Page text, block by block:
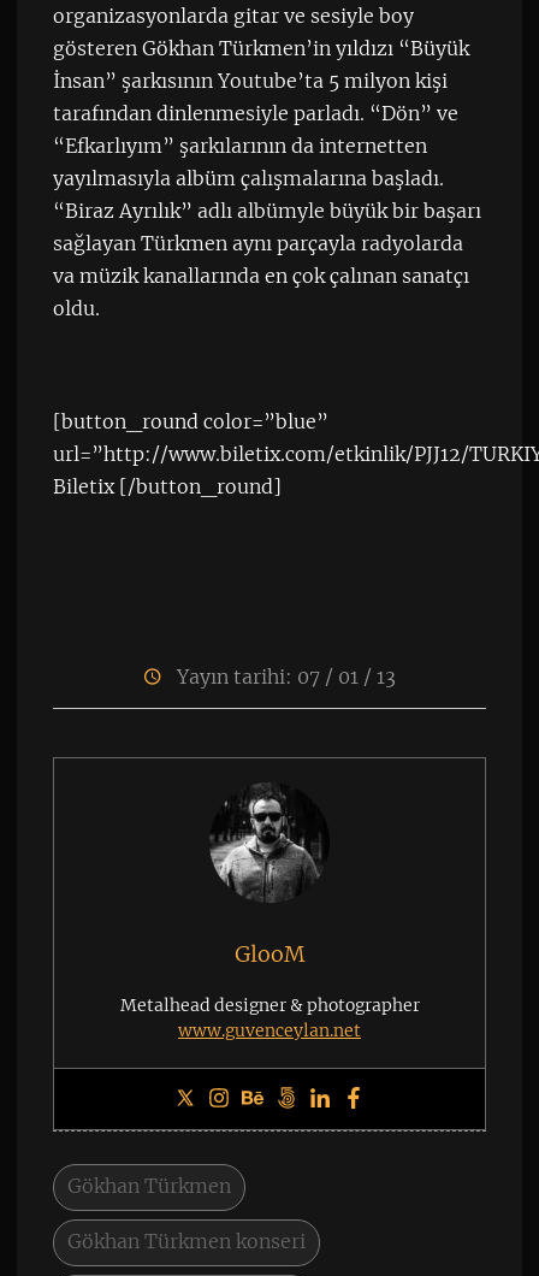
organizasyonlarda gitar ve sesiyle boy
gösteren Gökhan Türkmen’in yıldızı “Büyük
İnsan” şarkısının Youtube’ta 5 milyon kişi
tarafından dinlenmesiyle parladı. “Dön” ve
“Efkarlıyım” şarkılarının da internetten
yayılmasıyla albüm çalışmalarına başladı.
“Biraz Ayrılık” adlı albümyle büyük bir başarı
sağlayan Türkmen aynı parçayla radyolarda
va müzik kanallarında en çok çalınan sanatçı
oldu.
[button_round color=”blue”
url=”http://www.biletix.com/etkinlik/PJJ12/
Biletix [/button_round]
Yayın tarihi: 07 / 01 / 13
GlooM
Metalhead designer & photographer
www.guvenceylan.net
Gökhan Türkmen
Gökhan Türkmen konseri